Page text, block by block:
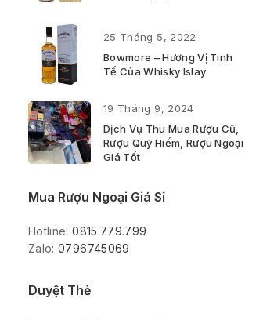
25 Tháng 5, 2022
Bowmore – Hương Vị Tinh
Tế Của Whisky Islay
19 Tháng 9, 2024
Dịch Vụ Thu Mua Rượu Cũ,
Rượu Quý Hiếm, Rượu Ngoại
Giá Tốt
Mua Rượu Ngoại Giá Sỉ
Hotline:0815.779.799
Zalo:0796745069
Duyệt Thẻ